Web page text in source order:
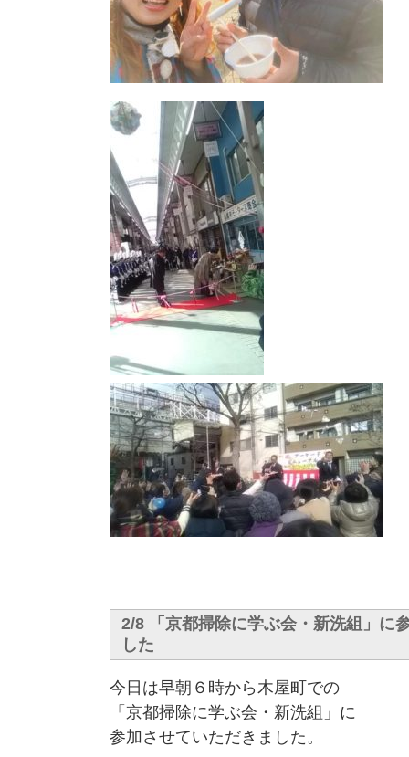
2/8 「京都掃除に学ぶ会・新洗組」に
した
今日は早朝６時から木屋町での
「京都掃除に学ぶ会・新洗組」に
参加させていただきました。